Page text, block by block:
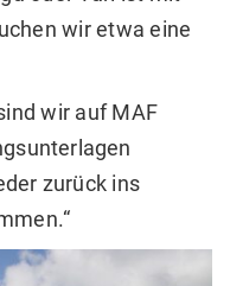
wir etwa eine
wir auf MAF
zurück ins